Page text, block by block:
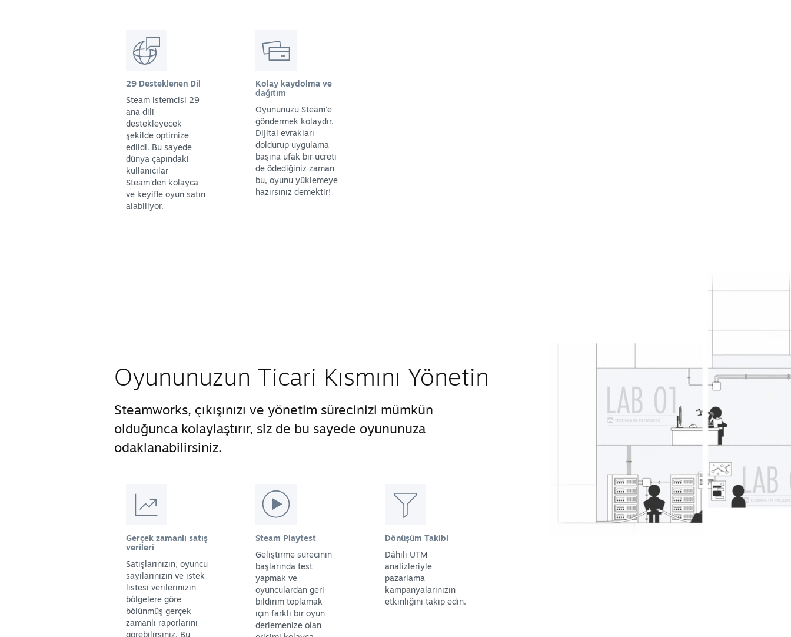
29 Desteklenen Dil
Steam istemcisi 29
ana dili
destekleyecek
şekilde optimize
edildi. Bu sayede
dünya çapındaki
kullanıcılar
Steam'den kolayca
ve keyifle oyun satın
alabiliyor.
Kolay kaydolma ve
dağıtım
Oyununuzu Steam'e
göndermek kolaydır.
Dijital evrakları
doldurup uygulama
başına ufak bir ücreti
de ödediğiniz zaman
bu, oyunu yüklemeye
hazırsınız demektir!
Oyununuzun Ticari Kısmını Yönetin
Steamworks, çıkışınızı ve yönetim sürecinizi mümkün
olduğunca kolaylaştırır, siz de bu sayede oyununuza
odaklanabilirsiniz.
Gerçek zamanlı satış
verileri
Satışlarınızın, oyuncu
sayılarınızın ve istek
listesi verilerinizin
bölgelere göre
bölünmüş gerçek
zamanlı raporlarını
görebilirsiniz. Bu
Steam Playtest
Geliştirme sürecinin
başlarında test
yapmak ve
oyunculardan geri
bildirim toplamak
için farklı bir oyun
derlemenize olan
Dönüşüm Takibi
Dâhili UTM
analizleriyle
pazarlama
kampanyalarınızın
etkinliğini takip edin.